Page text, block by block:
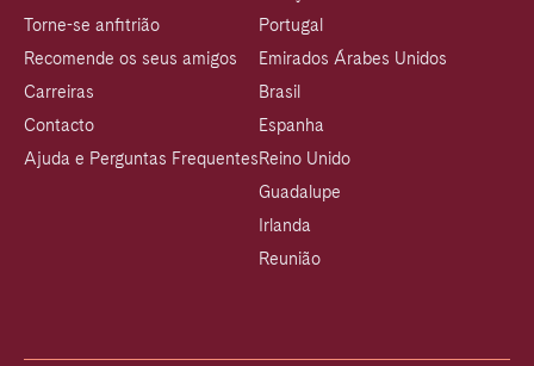
Torne-se anfitrião
Recomende os seus amigos
Carreiras
Contacto
Ajuda e Perguntas Frequentes
Portugal
Emirados Árabes Unidos
Brasil
Espanha
Reino Unido
Guadalupe
Irlanda
Reunião